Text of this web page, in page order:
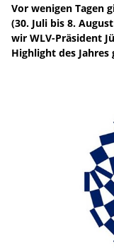
Vor wenigen Tagen
(30. Juli bis 8.
wir WLV-Präsident
Highlight des Jahres